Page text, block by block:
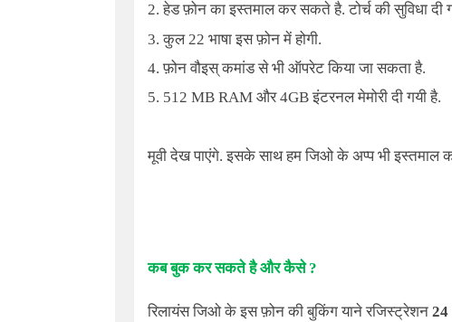
2. हेड फ़ोन का इस्तमाल कर सकते है. टोर्च की सुविधा दी
3. कुल 22 भाषा इस फ़ोन में होगी.
4. फ़ोन वौइस् कमांड से भी ऑपरेट किया जा सकता है.
5. 512 MB RAM और 4GB इंटरनल मेमोरी दी गयी है.
मूवी देख पाएंगे. इसके साथ हम जिओ के अप्प भी इस्तमाल
कब बुक कर सकते है और कैसे ?
रिलायंस जिओ के इस फ़ोन की बुकिंग याने रजिस्ट्रेशन 24